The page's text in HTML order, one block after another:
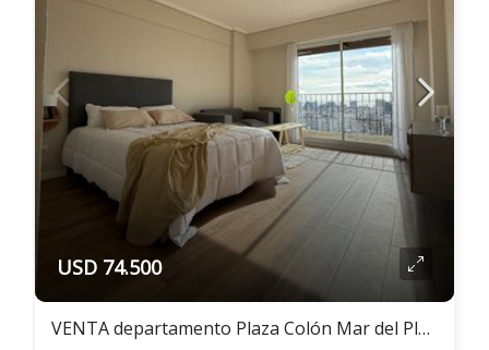
USD 74.500
VENTA departamento Plaza Colón Mar del Plata 1 ambiente